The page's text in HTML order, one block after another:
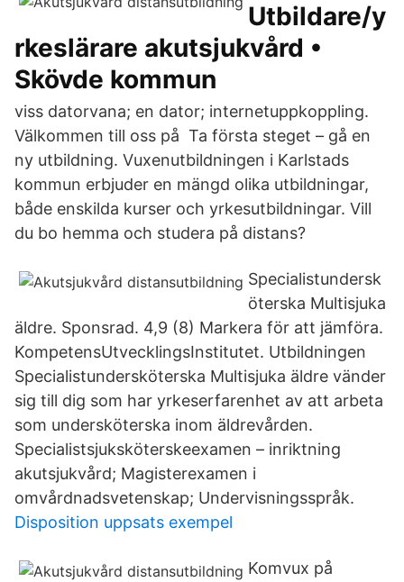
Utbildare/y
rkeslärare akutsjukvård •
Skövde kommun
viss datorvana; en dator; internetuppkoppling.
Välkommen till oss på Ta första steget – gå en
ny utbildning. Vuxenutbildningen i Karlstads
kommun erbjuder en mängd olika utbildningar,
både enskilda kurser och yrkesutbildningar. Vill
du bo hemma och studera på distans?
Specialistundersk
öterska Multisjuka
äldre. Sponsrad. 4,9 (8) Markera för att jämföra.
KompetensUtvecklingsInstitutet. Utbildningen
Specialistundersköterska Multisjuka äldre vänder
sig till dig som har yrkeserfarenhet av att arbeta
som undersköterska inom äldrevården.
Specialistsjuksköterskeexamen – inriktning
akutsjukvård; Magisterexamen i
omvårdnadsvetenskap; Undervisningsspråk.
Disposition uppsats exempel
Komvux på